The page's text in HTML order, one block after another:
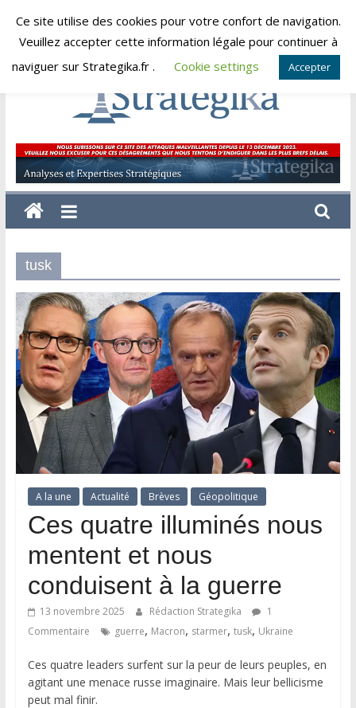
Skip
samedi, août 8, 2026
Strategika
Expertise
et
Analyses
tusk
A la une Actualité Brèves Géopolitique
Ces quatre illuminés nous
mentent et nous
conduisent à la guerre
13 novembre 2025 Rédaction Strategika
1
Commentaire
guerre, Macron, starmer, tusk, Ukraine
Ces quatre leaders surfent sur la peur de leurs peuples, en
agitant une menace russe imaginaire. Mais leur bellicisme
peut mal finir.
Ce site utilise des cookies pour votre confort de navigation.
Veuillez accepter cette information légale pour continuer à
naviguer sur Strategika.fr .
Cookie settings Accepter